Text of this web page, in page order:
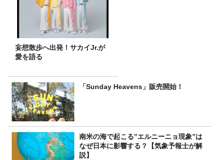
妄想散歩へ出発！サカイJr.が
愛を語る
「Sunday Heavens」販売開始！
南米の海で起こる”エルニーニョ現象”は
なぜ日本に影響する？【気象予報士が解
説】